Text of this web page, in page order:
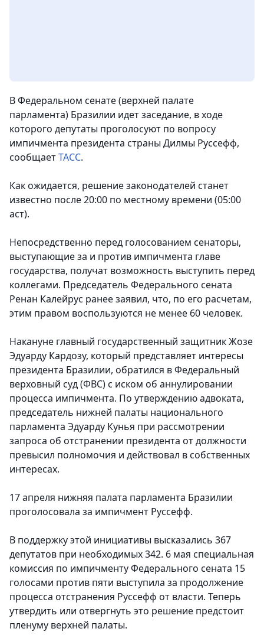
В Федеральном сенате (верхней палате
парламента) Бразилии идет заседание, в ходе
которого депутаты проголосуют по вопросу
импичмента президента страны Дилмы Руссефф,
сообщаетТАСС.
Как ожидается, решение законодателей станет
известно после 20:00 по местному времени (05:00
аст).
Непосредственно перед голосованием сенаторы,
выступающие за и против импичмента главе
государства, получат возможность выступить перед
коллегами. Председатель Федерального сената
Ренан Калейрус ранее заявил, что, по его расчетам,
этим правом воспользуются не менее 60 человек.
Накануне главный государственный защитник Жозе
Эдуарду Кардозу, который представляет интересы
президента Бразилии, обратился в Федеральный
верховный суд (ФВС) с иском об аннулировании
процесса импичмента. По утверждению адвоката,
председатель нижней палаты национального
парламента Эдуарду Кунья при рассмотрении
запроса об отстранении президента от должности
превысил полномочия и действовал в собственных
интересах.
17 апреля нижняя палата парламента Бразилии
проголосовала за импичмент Руссефф.
В поддержку этой инициативы высказались 367
депутатов при необходимых 342. 6 мая специальная
комиссия по импичменту Федерального сената 15
голосами против пяти выступила за продолжение
процесса отстранения Руссефф от власти. Теперь
утвердить или отвергнуть это решение предстоит
пленуму верхней палаты.